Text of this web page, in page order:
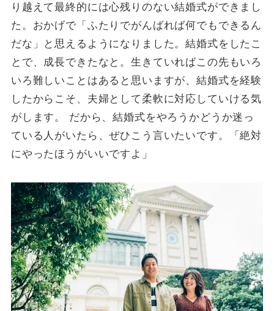
り越えて最終的には心残りのない結婚式ができまし
た。おかげで「ふたりでがんばれば何でもできるん
だな」と思えるようになりました。結婚式をしたこ
とで、成長できたなと。生きていればこの先もいろ
いろ難しいことはあると思いますが、結婚式を経験
したからこそ、夫婦として柔軟に対応していける気
がします。 だから、結婚式をやろうかどうか迷っ
ている人がいたら、ぜひこう言いたいです。「絶対
にやったほうがいいですよ」